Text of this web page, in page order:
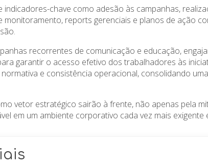
chave como adesão às campanhas,
reports gerenciais e planos de ação
recorrentes de comunicação e educação,
garantir o acesso efetivo dos trabalhadores às
e consistência operacional, consolidando
vetor estratégico sairão à frente, não apenas pela
em um ambiente corporativo cada vez mais exigente